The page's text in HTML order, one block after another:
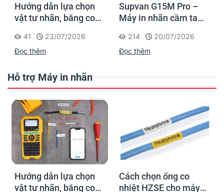
Hướng dẫn lựa chọn
vật tư nhãn, băng co
Supvan G15M Pro
41
23/07/2026
Đọc thêm
Supvan G15M Pro –
Máy in nhãn cầm tay
dấu một lần, tra cứu
trọn đời công trình
214
20/07/2026
Đọc thêm
Hỗ trợ Máy in nhãn
Hướng dẫn lựa chọn
vật tư nhãn, băng co
Cách chọn ống co
nhiệt HZSE cho máy in